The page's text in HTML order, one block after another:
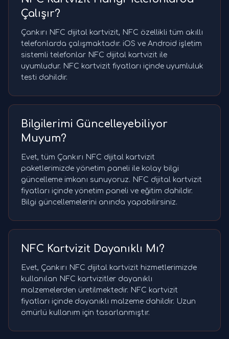
Çalışır?
Çankırı NFC dijital kartvizit, NFC özellikli tüm akıllı
telefonlarda çalışmaktadır. iOS ve Android işletim
sistemli telefonlar NFC dijital kartvizit ile
uyumludur. NFC kartvizit fiyatları içinde uyumluluk
testi dahildir.
Bilgilerimi Güncelleyebiliyor
Muyum?
Evet, tüm Çankırı NFC dijital kartvizit
paketlerimizde yönetim paneli ile kolay bilgi
güncelleme imkanı sunuyoruz. NFC dijital kartvizit
fiyatları içinde yönetim paneli ve eğitim dahildir.
Bilgi güncellemelerini anında yapabilirsiniz.
NFC Kartvizit Dayanıklı Mı?
Evet, Çankırı NFC dijital kartvizit hizmetlerimizde
kullanılan NFC kartvizitler dayanıklı
malzemelerden üretilmektedir. NFC kartvizit
fiyatları içinde dayanıklı malzeme dahildir. Uzun
ömürlü kullanım için tasarlanmıştır.